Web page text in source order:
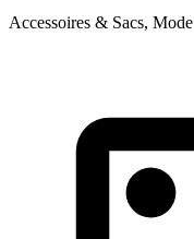
Accessoires & Sacs, Mode